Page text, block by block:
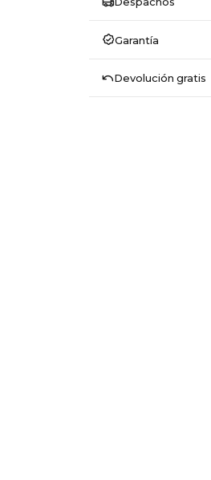
Garantía
Devolución gratis